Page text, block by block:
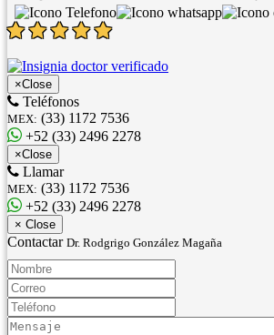
×Close
Teléfonos
MEX: (33) 1172 7536
+52 (33) 2496 2278
×Close
Llamar
MEX: (33) 1172 7536
+52 (33) 2496 2278
× Close
Contactar Dr. Rodgrigo González Magaña
Nombre:
Correo:
Teléfono:
Mensaje: